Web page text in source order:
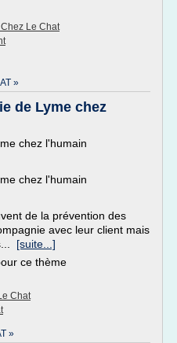
Le Chat
»
de Lyme chez
chez l'humain
chez l'humain
de la prévention des
avec leur client mais
[suite...]
ce thème
Chat
»